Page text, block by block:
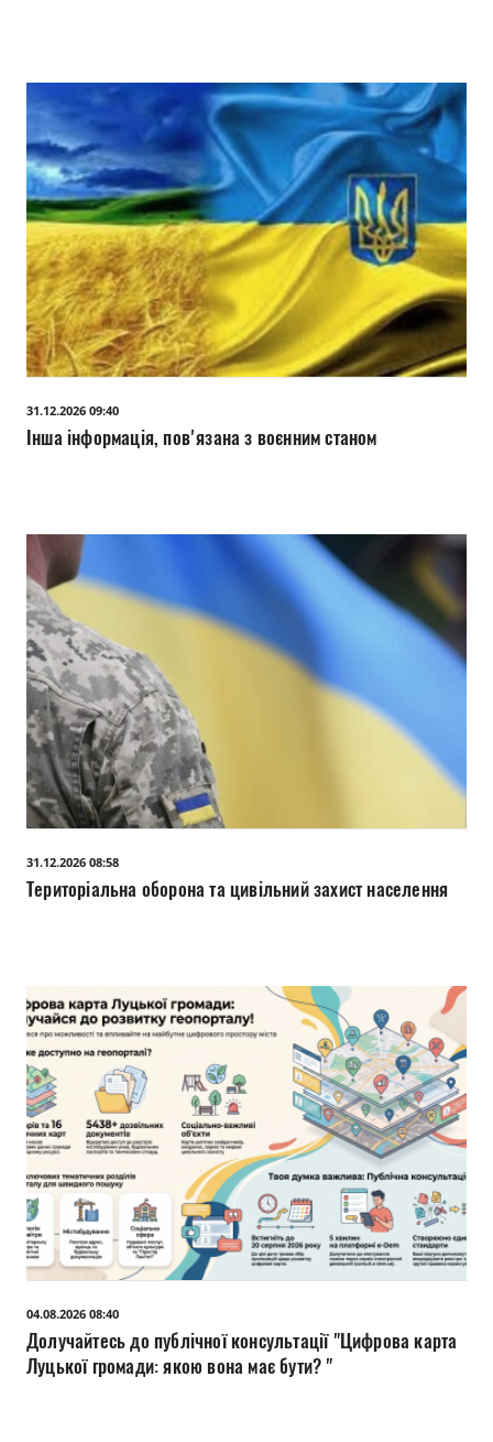
31.12.2026 09:40
Інша інформація, пов'язана з воєнним станом
31.12.2026 08:58
Територіальна оборона та цивільний захист населення
04.08.2026 08:40
Долучайтесь до публічної консультації "Цифрова карта
Луцької громади: якою вона має бути? "